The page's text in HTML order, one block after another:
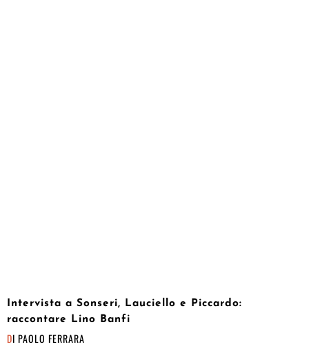
Intervista a Sonseri, Lauciello e Piccardo:
raccontare Lino Banfi
DI PAOLO FERRARA